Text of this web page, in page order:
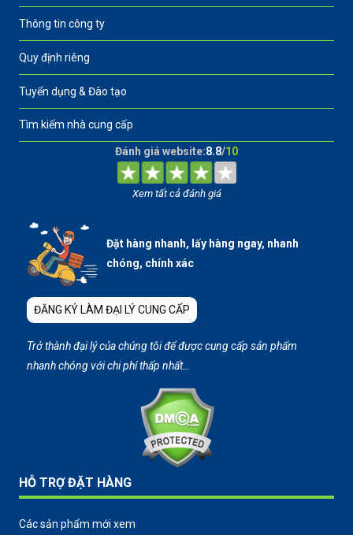
Thông tin công ty
Quy định riêng
Tuyển dụng & Đào tạo
Tìm kiếm nhà cung cấp
Đánh giá website:8.8/10
Xem tất cả đánh giá
Đặt hàng nhanh, lấy hàng ngay, nhanh
chóng, chính xác
ĐĂNG KÝ LÀM ĐẠI LÝ CUNG CẤP
Trở thành đại lý của chúng tôi để được cung cấp sản phẩm
nhanh chóng với chi phí thấp nhất…
HỖ TRỢ ĐẶT HÀNG
Các sản phẩm mới xem